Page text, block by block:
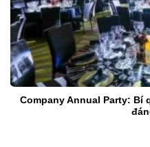
Company Annual Party: Bí